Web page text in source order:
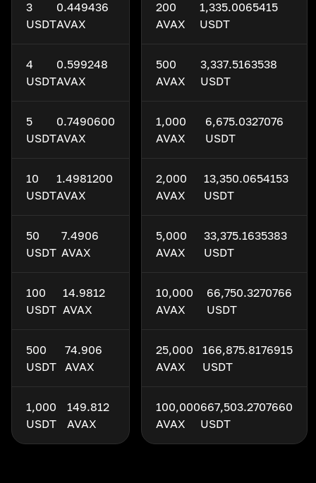
3
USDT
0.449436
AVAX
4
USDT
0.599248
AVAX
5
USDT
0.7490600
AVAX
10
USDT
1.4981200
AVAX
50
USDT
7.4906
AVAX
100
USDT
14.9812
AVAX
500
USDT
74.906
AVAX
1,000
USDT
149.812
AVAX
200
AVAX
1,335.0065415
USDT
500
AVAX
3,337.5163538
USDT
1,000
AVAX
6,675.0327076
USDT
2,000
AVAX
13,350.0654153
USDT
5,000
AVAX
33,375.1635383
USDT
10,000
AVAX
66,750.3270766
USDT
25,000
AVAX
166,875.8176915
USDT
100,000
AVAX
667,503.2707660
USDT